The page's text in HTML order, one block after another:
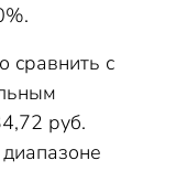
сравнить с
руб.